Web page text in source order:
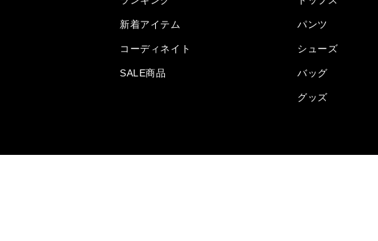
2026.04.03
新着アイテム
コーディネイト
SALE商品
パンツ
シューズ
バッグ
グッズ